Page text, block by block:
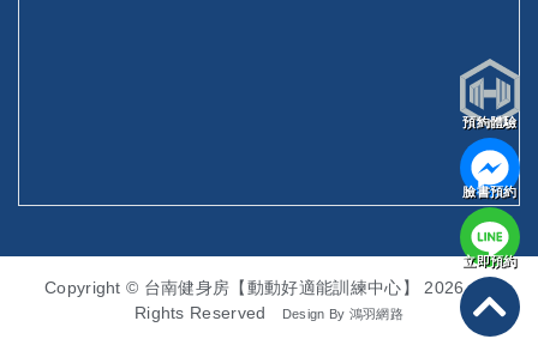
Copyright © 台南健身房【動動好適能訓練中心】 2026. All
Rights Reserved
Design By 鴻羽網路
預約體驗
臉書預約
立即預約